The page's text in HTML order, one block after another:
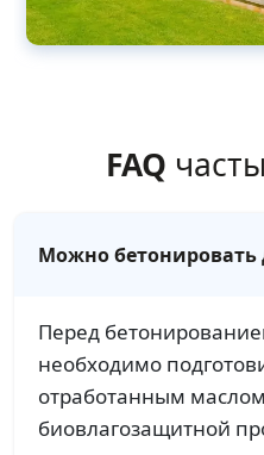
FAQ
Можно бетонировать
Перед
необходимо
отработанным
биовлагозащитной